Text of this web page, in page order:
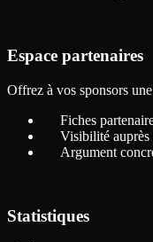
Espace partenaires
Offrez à vos sponsors
Fiches
Visibilité auprès
Argument
Statistiques